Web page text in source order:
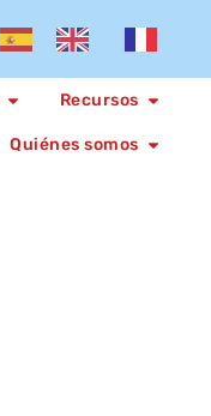
Recursos
Quiénes somos